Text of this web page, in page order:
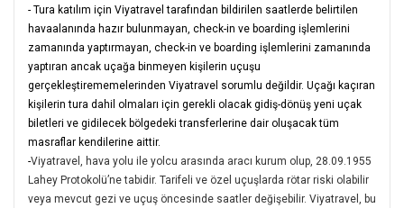
- Tura katılım için Viyatravel tarafından bildirilen saatlerde belirtilen
havaalanında hazır bulunmayan, check-in ve boarding işlemlerini
zamanında yaptırmayan, check-in ve boarding işlemlerini zamanında
yaptıran ancak uçağa binmeyen kişilerin uçuşu
gerçekleştirememelerinden Viyatravel sorumlu değildir. Uçağı kaçıran
kişilerin tura dahil olmaları için gerekli olacak gidiş-dönüş yeni uçak
biletleri ve gidilecek bölgedeki transferlerine dair oluşacak tüm
masraflar kendilerine aittir.
-Viyatravel, hava yolu ile yolcu arasında aracı kurum olup, 28.09.1955
Lahey Protokolü’ne tabidir. Tarifeli ve özel uçuşlarda rötar riski olabilir
veya mevcut gezi ve uçuş öncesinde saatler değişebilir. Viyatravel, bu